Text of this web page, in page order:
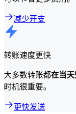
减少开支
转账速度更快
大多数转账都在当
时机很重要。
更快发送